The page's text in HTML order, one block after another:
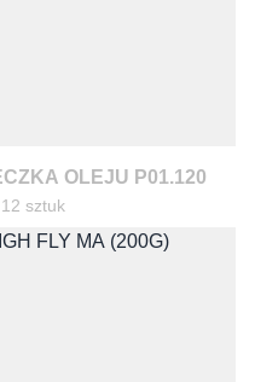
OLEJU P01.120
sztuk